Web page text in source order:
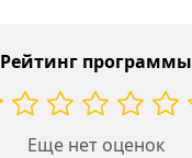
Рейтинг программы
Еще нет оценок